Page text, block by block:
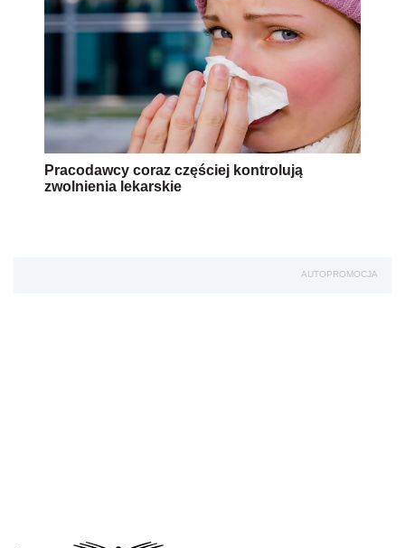
Pracodawcy coraz częściej kontrolują
zwolnienia lekarskie
AUTOPROMOCJA